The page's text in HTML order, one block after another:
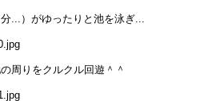
...）がゆったりと池を泳ぎ...
周りをクルクル回遊＾＾